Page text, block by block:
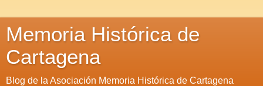
Memoria Histórica de
Cartagena
Blog de la Asociación Memoria Histórica de Cartagena